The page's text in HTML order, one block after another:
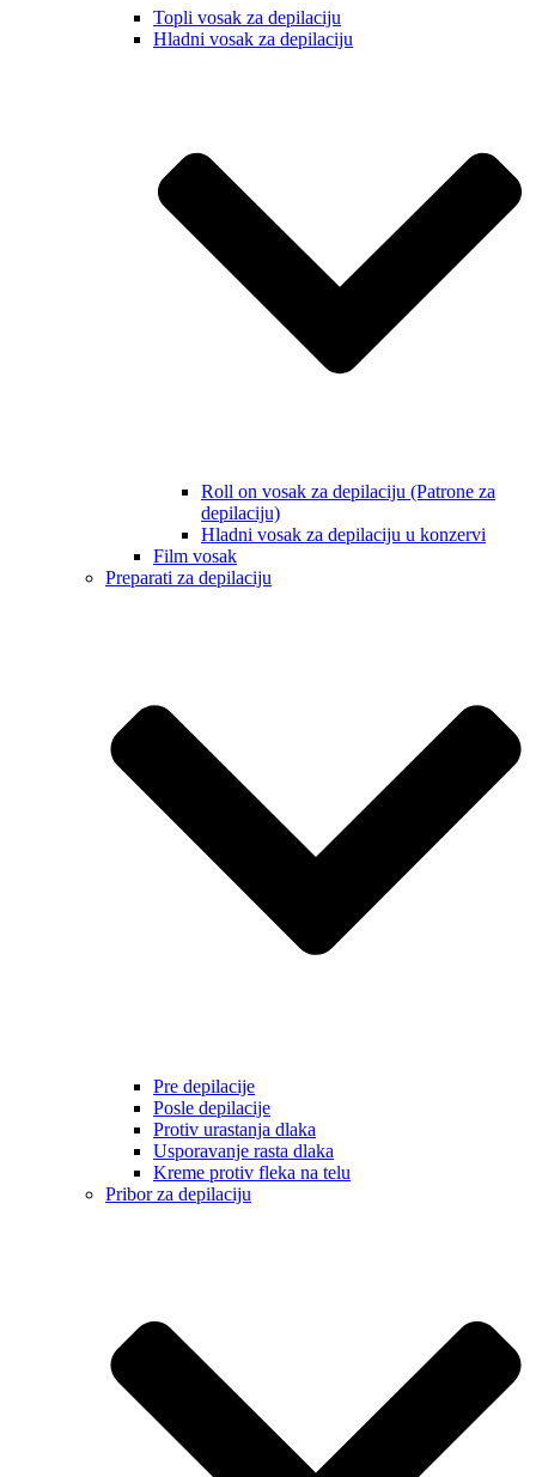
Topli vosak za depilaciju
Hladni vosak za depilaciju
Roll on vosak za depilaciju (Patrone za
depilaciju)
Hladni vosak za depilaciju u konzervi
Film vosak
Preparati za depilaciju
Pre depilacije
Posle depilacije
Protiv urastanja dlaka
Usporavanje rasta dlaka
Kreme protiv fleka na telu
Pribor za depilaciju